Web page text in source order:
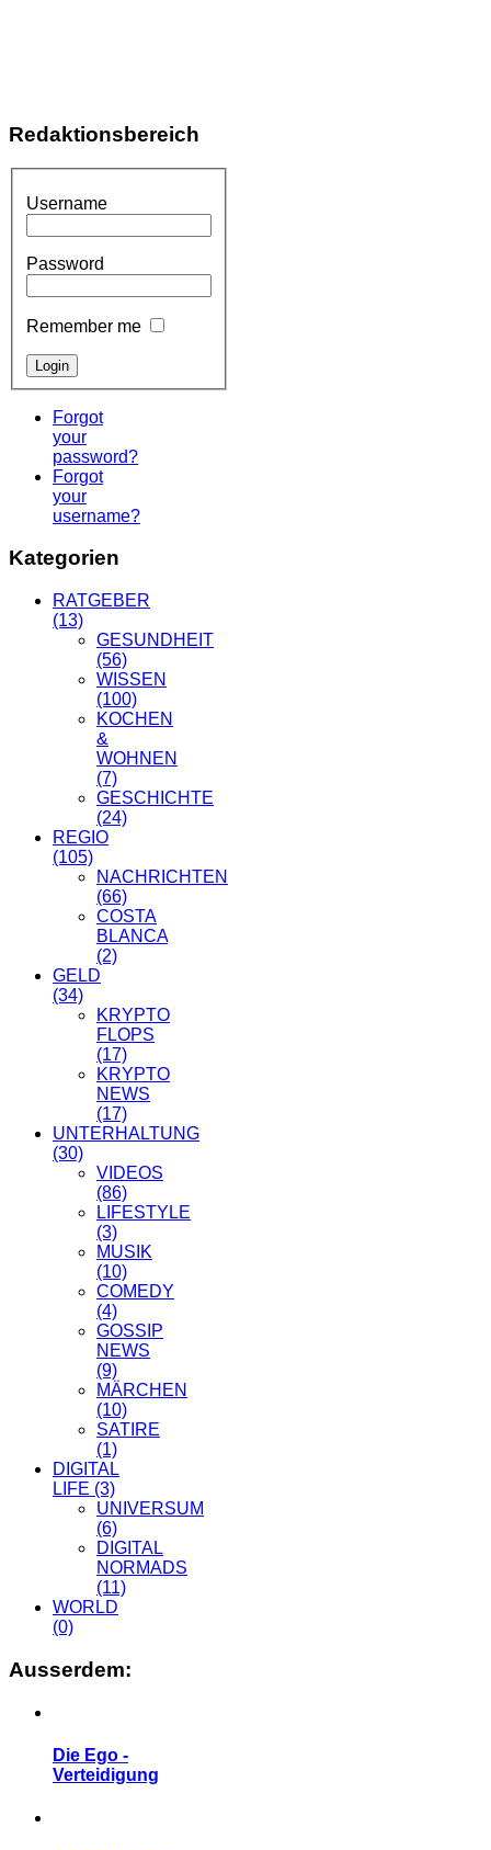
Redaktionsbereich
Username
Password
Remember me
Forgot
your
password?
Forgot
your
username?
Kategorien
RATGEBER
(13)
GESUNDHEIT
(56)
WISSEN
(100)
KOCHEN
&
WOHNEN
(7)
GESCHICHTE
(24)
REGIO
(105)
NACHRICHTEN
(66)
COSTA
BLANCA
(2)
GELD
(34)
KRYPTO
FLOPS
(17)
KRYPTO
NEWS
(17)
UNTERHALTUNG
(30)
VIDEOS
(86)
LIFESTYLE
(3)
MUSIK
(10)
COMEDY
(4)
GOSSIP
NEWS
(9)
MÄRCHEN
(10)
SATIRE
(1)
DIGITAL
LIFE (3)
UNIVERSUM
(6)
DIGITAL
NORMADS
(11)
WORLD
(0)
Ausserdem:
Die Ego -
Verteidigung